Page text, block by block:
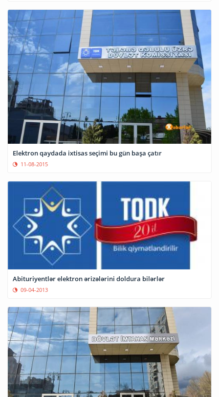
Elektron qaydada ixtisas seçimi bu gün başa çatır
11-08-2015
Abituriyentlər elektron ərizələrini doldura bilərlər
09-04-2013